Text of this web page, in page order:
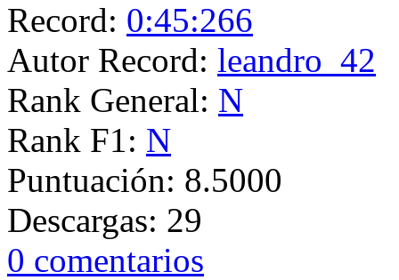
Record: 0:45:266
Autor Record: leandro_42
Rank General: N
Rank F1: N
Puntuación: 8.5000
Descargas: 29
0 comentarios